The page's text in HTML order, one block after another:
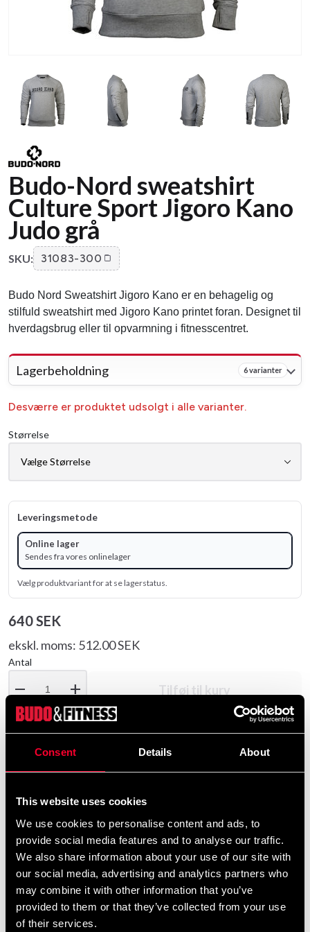
Consent Details About
This website uses cookies
We use cookies to personalise content and ads, to
provide social media features and to analyse our traffic.
We also share information about your use of our site with
our social media, advertising and analytics partners who
may combine it with other information that you’ve
provided to them or that they’ve collected from your use
of their services.
Budo-Nord sweatshirt
Culture Sport Jigoro Kano
Judo grå
SKU: 31083-300
Budo Nord Sweatshirt Jigoro Kano er en behagelig og
stilfuld sweatshirt med Jigoro Kano printet foran. Designet til
hverdagsbrug eller til opvarmning i fitnesscentret.
Lagerbeholdning 6 varianter
Desværre er produktet udsolgt i alle varianter.
Størrelse
Leveringsmetode
Online lager
Sendes fra vores onlinelager
Vælg produktvariant for at se lagerstatus.
640 SEK
ekskl. moms: 512.00 SEK
Antal
remove add Tilføj til kurv
Produktinformation
Budo Nord Sweatshirt Jigoro Kanonbsp;auml;r er en
Kanonbsp;trykt parring; forsiden. Produceret fouml;r
tilpasning til hverdagen eller tilpasning til parring;
gymmet
Detaljerede oplysninger